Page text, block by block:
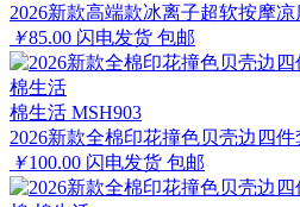
2026新款高端款冰离子超软按摩
￥85.00 闪电发货 包邮
棉生活 MSH903
2026新款全棉印花撞色贝壳边四
￥100.00 闪电发货 包邮